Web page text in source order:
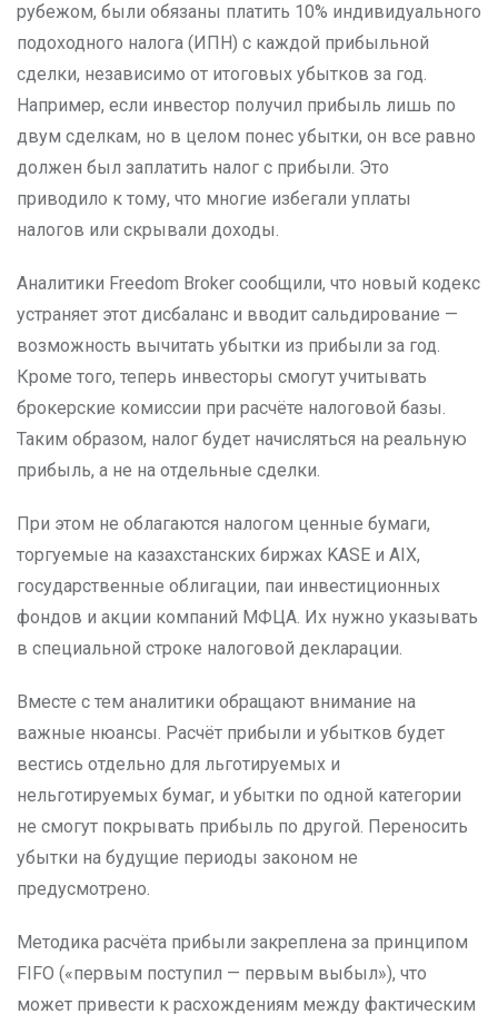
рубежом, были обязаны платить 10% индивидуального
подоходного налога (ИПН) с каждой прибыльной
сделки, независимо от итоговых убытков за год.
Например, если инвестор получил прибыль лишь по
двум сделкам, но в целом понес убытки, он все равно
должен был заплатить налог с прибыли. Это
приводило к тому, что многие избегали уплаты
налогов или скрывали доходы.
Аналитики Freedom Broker сообщили, что новый кодекс
устраняет этот дисбаланс и вводит сальдирование —
возможность вычитать убытки из прибыли за год.
Кроме того, теперь инвесторы смогут учитывать
брокерские комиссии при расчёте налоговой базы.
Таким образом, налог будет начисляться на реальную
прибыль, а не на отдельные сделки.
При этом не облагаются налогом ценные бумаги,
торгуемые на казахстанских биржах KASE и AIX,
государственные облигации, паи инвестиционных
фондов и акции компаний МФЦА. Их нужно указывать
в специальной строке налоговой декларации.
Вместе с тем аналитики обращают внимание на
важные нюансы. Расчёт прибыли и убытков будет
вестись отдельно для льготируемых и
нельготируемых бумаг, и убытки по одной категории
не смогут покрывать прибыль по другой. Переносить
убытки на будущие периоды законом не
предусмотрено.
Методика расчёта прибыли закреплена за принципом
FIFO («первым поступил — первым выбыл»), что
может привести к расхождениям между фактическим